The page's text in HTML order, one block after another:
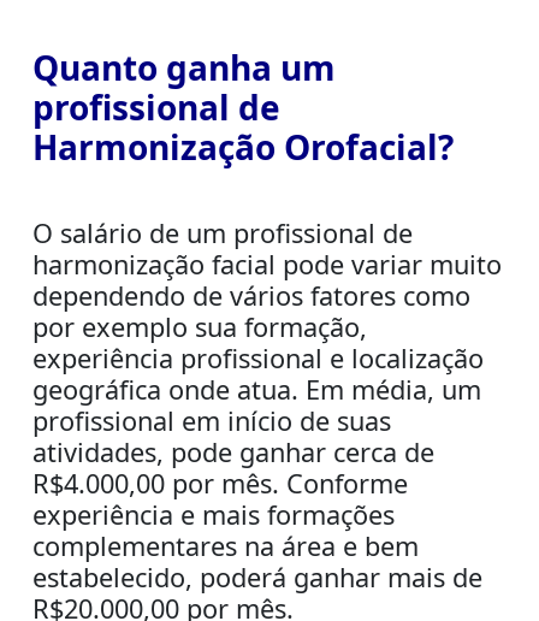
Quanto ganha um
profissional de
Harmonização Orofacial?
O salário de um profissional de
harmonização facial pode variar muito
dependendo de vários fatores como
por exemplo sua formação,
experiência profissional e localização
geográfica onde atua. Em média, um
profissional em início de suas
atividades, pode ganhar cerca de
R$4.000,00 por mês. Conforme
experiência e mais formações
complementares na área e bem
estabelecido, poderá ganhar mais de
R$20.000,00 por mês.